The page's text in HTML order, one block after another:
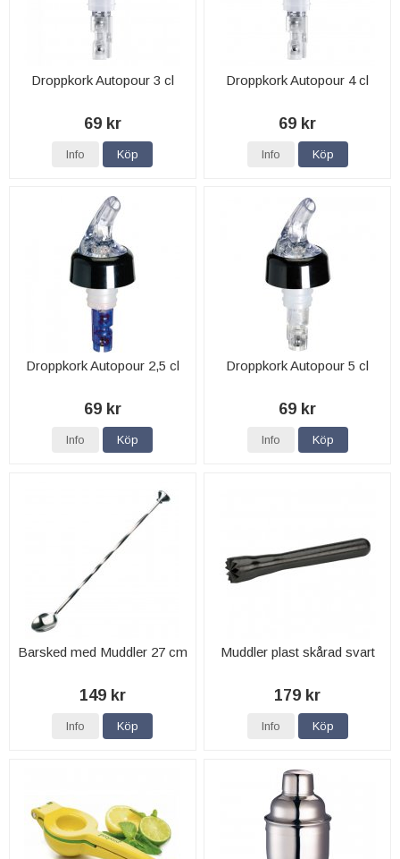
Droppkork Autopour 3 cl
69 kr
Info Köp
Droppkork Autopour 4 cl
69 kr
Info Köp
Droppkork Autopour 2,5 cl
69 kr
Info Köp
Droppkork Autopour 5 cl
69 kr
Info Köp
Barsked med Muddler 27 cm
149 kr
Info Köp
Muddler plast skårad svart
179 kr
Info Köp